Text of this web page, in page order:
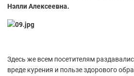
Нэлли Алексеевна.
Здесь же всем посетителям
вреде курения и пользе здорового